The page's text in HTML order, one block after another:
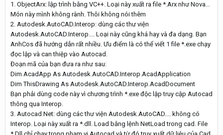
1. ObjectArx: lập trình bằng VC++. Loại này xuất ra file *.Arx như Nova...
Món này mình không rành. Thôi không nói thêm
2. Autodesk.AutoCAD.Interop: dùng các thư viện
Autodesk.AutoCAD.Interop.... Loại này cũng khá hay và đa dạng. Bạn
AnhCos đã hướng dẫn rất nhiều. Ưu điểm là có thể viết 1 file *.exe chạy
đọc lập và can thiệp vào Autocad.
Đoạn mã của bạn đưa ra như sau:
Dim AcadApp As Autodesk.AutoCAD.Interop.AcadApplication
Dim ThisDrawing As Autodesk.AutoCAD.Interop.AcadDocument
Bạn phải dùng code này vì chương trình *.exe độc lập truy cập Autocad
thông qua Interop.
3. Autocad.Net: dùng các thư viện Autodesk.AutoCAD.... không có
Interop. Loại này xuất ra *.dll. Load bằng lệnh NetLoad trong cad. File